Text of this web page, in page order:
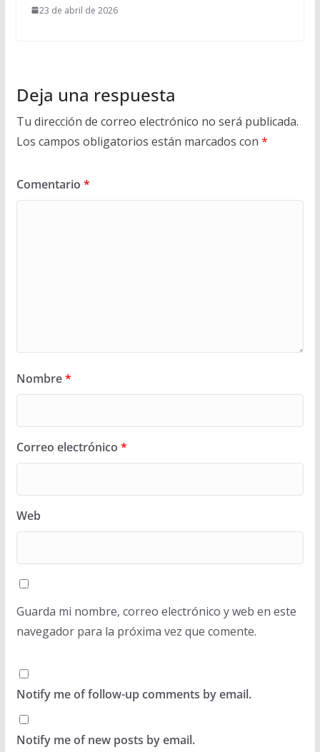
23 de abril de 2026
Deja una respuesta
Tu dirección de correo electrónico no será publicada.
Los campos obligatorios están marcados con *
Comentario *
Nombre*
Correo electrónico *
Web
Guarda mi nombre, correo electrónico y web en este
navegador para la próxima vez que comente.
Notify me of follow-up comments by email.
Notify me of new posts by email.